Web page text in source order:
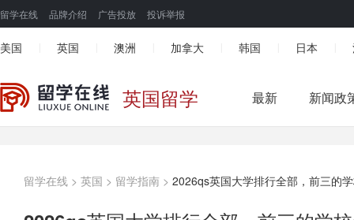
留学在线 品牌介绍 广告投放 投诉举报
美国 英国 澳洲 加拿大 韩国 日本
英国留学 最新 新闻政
留学在线 > 英国 > 留学指南 > 2026qs英国大学排行全部，前三的